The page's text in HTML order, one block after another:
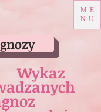
ME
NU
Wykaz